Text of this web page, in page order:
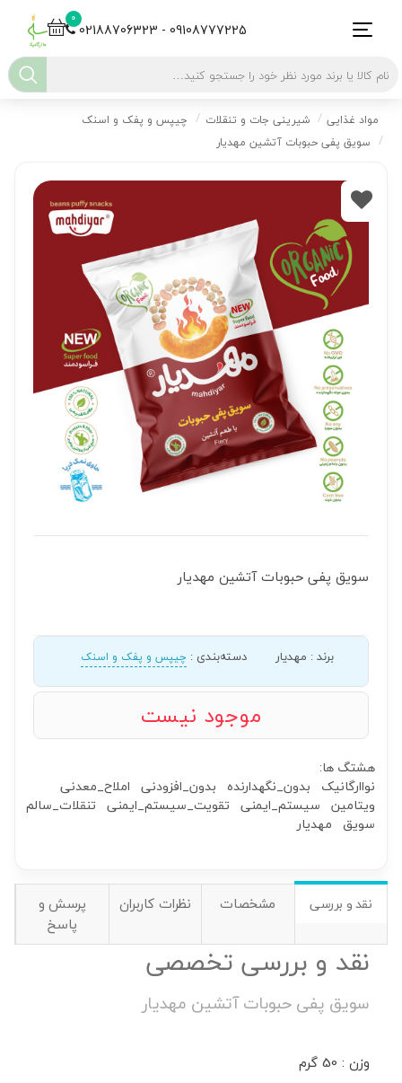
0
02188706323 - 09108777225
مواد غذایی شیرینی جات و تنقلات
چیپس و پفک و اسنک
سویق پفی حبوبات آتشین مهدیار
سویق پفی حبوبات آتشین مهدیار
برند: مهدیار دسته‌بندی : چیپس و پفک و اسنک
موجود نیست
هشتگ ها:
نواارگانیک بدون_نگهدارنده بدون_افزودنی املاح_معدنی
ویتامین سیستم_ایمنی تقویت_سیستم_ایمنی تنقلات_سالم
سویق مهدیار
نقد و بررسی مشخصات نظرات کاربران
پرسش و
پاسخ
نقد و بررسی تخصصی
سویق پفی حبوبات آتشین مهدیار
وزن : 50 گرم